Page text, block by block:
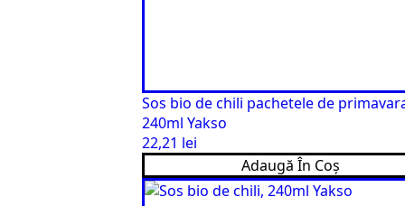
Sos bio de chili pachetele de
240ml Yakso
22,21 lei
Adaugă În Coș